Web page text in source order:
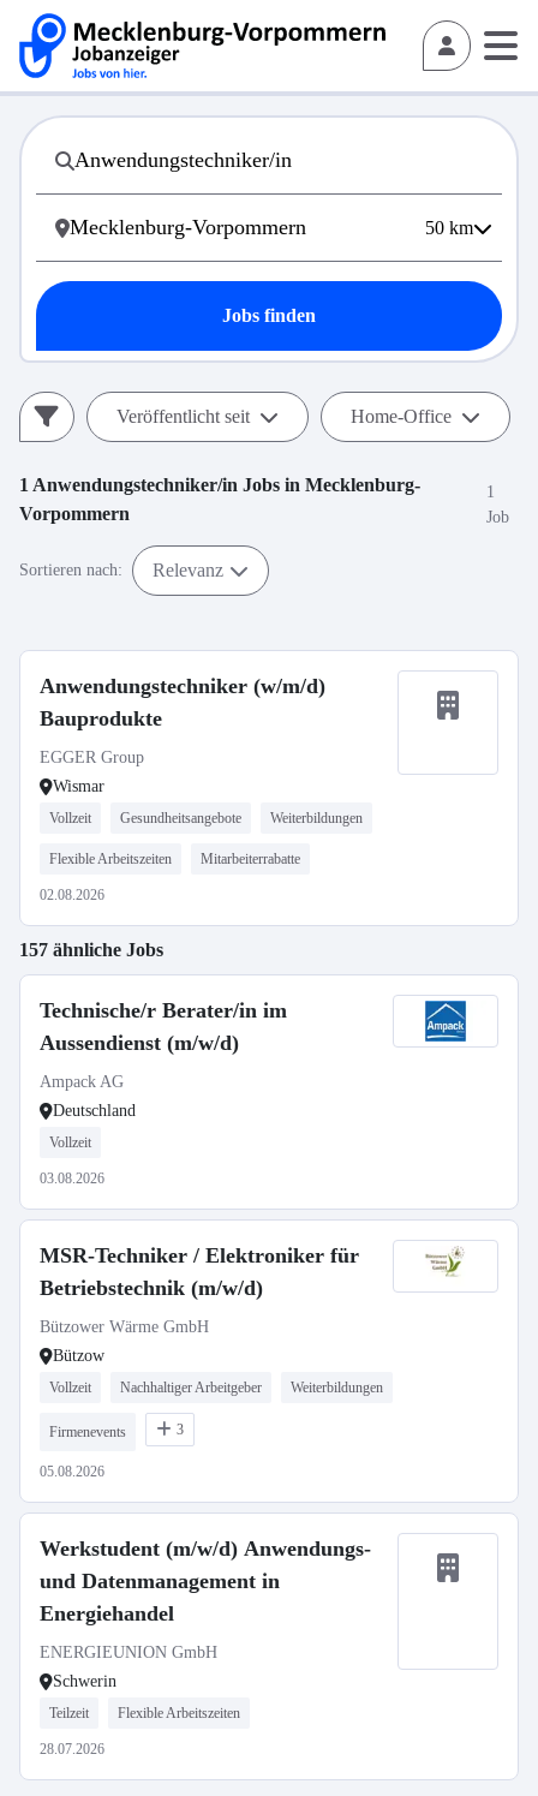
50 km
Jobs finden
Veröffentlicht seit Home-Office
1 Anwendungstechniker/in Jobs in Mecklenburg-
Vorpommern
1
Job
Sortieren nach: Relevanz
Anwendungstechniker (w/m/d)
Bauprodukte
EGGER Group
Wismar
Vollzeit Gesundheitsangebote Weiterbildungen
Flexible Arbeitszeiten Mitarbeiterrabatte
02.08.2026
157 ähnliche Jobs
Technische/r Berater/in im
Aussendienst (m/w/d)
Ampack AG
Deutschland
Vollzeit
03.08.2026
MSR-Techniker / Elektroniker für
Betriebstechnik (m/w/d)
Bützower Wärme GmbH
Bützow
Vollzeit Nachhaltiger Arbeitgeber Weiterbildungen
Firmenevents 3
05.08.2026
Werkstudent (m/w/d) Anwendungs-
und Datenmanagement in
Energiehandel
ENERGIEUNION GmbH
Schwerin
Teilzeit Flexible Arbeitszeiten
28.07.2026